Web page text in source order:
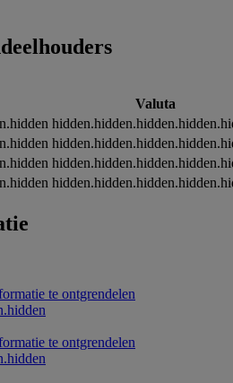
Valuta